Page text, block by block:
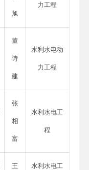
旭
力工程
董
诗
建
水利水电动
力工程
张
相
富
水利水电工
程
王 水利水电工